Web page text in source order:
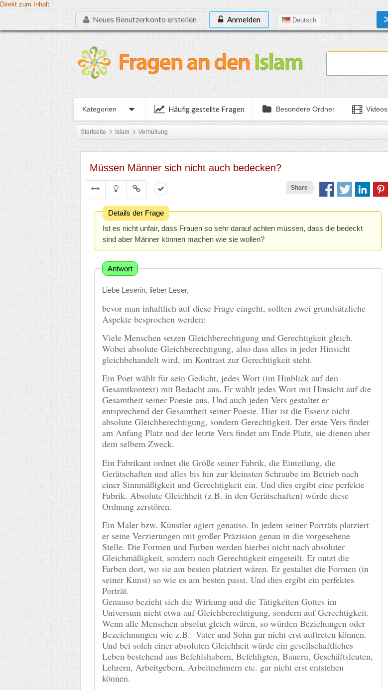
Direkt zum Inhalt
Neues Benutzerkonto erstellen Anmelden Deutsch
Kategorien Häufig gestellte Fragen Besondere Ordner Videos
Startseite Islam Verhüllung
Müssen Männer sich nicht auch bedecken?
Share
Details der Frage
Ist es nicht unfair, dass Frauen so sehr darauf achten müssen, dass die bedeckt
sind aber Männer können machen wie sie wollen?
Antwort
Liebe Leserin, lieber Leser,
bevor man inhaltlich auf diese Frage eingeht, sollten zwei grundsätzliche
Aspekte besprochen werden:
Viele Menschen setzen Gleichberechtigung und Gerechtigkeit gleich.
Wobei absolute Gleichberechtigung, also dass alles in jeder Hinsicht
gleichbehandelt wird, im Kontrast zur Gerechtigkeit steht.
Ein Poet wählt für sein Gedicht, jedes Wort (im Hinblick auf den
Gesamtkontext) mit Bedacht aus. Er wählt jedes Wort mit Hinsicht auf die
Gesamtheit seiner Poesie aus. Und auch jeden Vers gestaltet er
entsprechend der Gesamtheit seiner Poesie. Hier ist die Essenz nicht
absolute Gleichberechtigung, sondern Gerechtigkeit. Der erste Vers findet
am Anfang Platz und der letzte Vers findet am Ende Platz, sie dienen aber
dem selbem Zweck.
Ein Fabrikant ordnet die Größe seiner Fabrik, die Einteilung, die
Gerätschaften und alles bis hin zur kleinsten Schraube im Betrieb nach
einer Sinnmäßigkeit und Gerechtigkeit ein. Und dies ergibt eine perfekte
Fabrik. Absolute Gleichheit (z.B. in den Gerätschaften) würde diese
Ordnung zerstören.
Ein Maler bzw. Künstler agiert genauso. In jedem seiner Porträts platziert
er seine Verzierungen mit großer Präzision genau in die vorgesehene
Stelle. Die Formen und Farben werden hierbei nicht nach absoluter
Gleichmäßigkeit, sondern nach Gerechtigkeit eingeteilt. Er nutzt die
Farben dort, wo sie am besten platziert wären. Er gestaltet die Formen (in
seiner Kunst) so wie es am besten passt. Und dies ergibt ein perfektes
Porträt.
Genauso bezieht sich die Wirkung und die Tätigkeiten Gottes im
Universum nicht etwa auf Gleichberechtigung, sondern auf Gerechtigkeit.
Wenn alle Menschen absolut gleich wären, so würden Beziehungen oder
Bezeichnungen wie z.B. Vater und Sohn gar nicht erst auftreten können.
Und bei solch einer absoluten Gleichheit würde ein gesellschaftliches
Leben bestehend aus Befehlshabern, Befehligten, Bauern, Geschäftsleuten,
Lehrern, Arbeitgebern, Arbeitnehmern etc. gar nicht erst entstehen
können.